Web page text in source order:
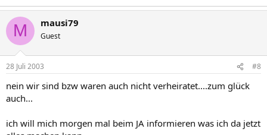
M mausi79
Guest
28 Juli 2003 #8
nein wir sind bzw waren auch nicht verheiratet....zum glück
auch...
ich will mich morgen mal beim JA informieren was ich da jetzt